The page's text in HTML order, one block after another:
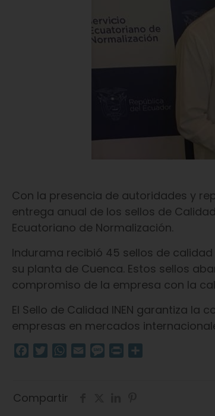
Con la presencia de autoridades y
entrega anual de los sellos de
Ecuatoriano de Normalización.
Indurama recibió 45 sellos de
su planta de Cuenca. Estos sellos
compromiso de la empresa con la
El Sello de Calidad INEN garantiza
empresas en mercados
Facebook
TwitterWhatsApp
Email Message
Print
Compartir